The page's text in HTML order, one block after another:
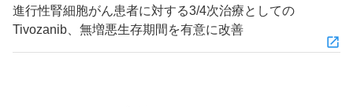
進行性腎細胞がん患者に対する3/4次治療としての
Tivozanib、無増悪生存期間を有意に改善